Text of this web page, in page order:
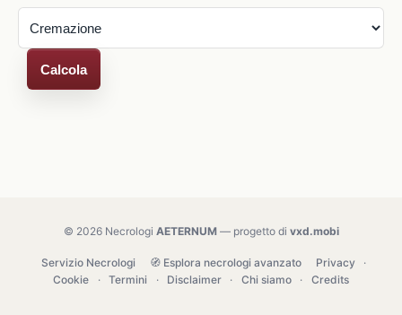
Calcola
© 2026 Necrologi AETERNUM— progetto di vxd.mobi
Servizio Necrologi 🧭 Esplora necrologi avanzato Privacy
·
Cookie
· Termini · Disclaimer · Chi siamo · Credits